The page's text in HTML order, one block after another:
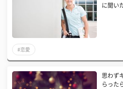
に聞い
#恋愛
思わず
らった